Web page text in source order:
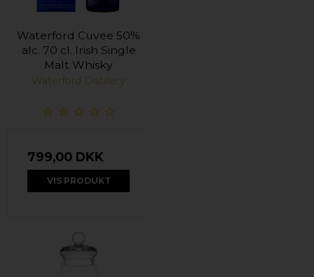
Waterford Cuvee 50%
alc. 70 cl. Irish Single
Malt Whisky
Waterford Distillery
799,00 DKK
VIS PRODUKT